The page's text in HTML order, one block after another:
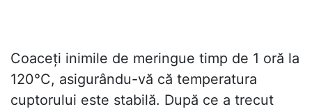
Coaceți inimile de meringue timp de 1 oră la
120°C, asigurându-vă că temperatura
cuptorului este stabilă. După ce a trecut